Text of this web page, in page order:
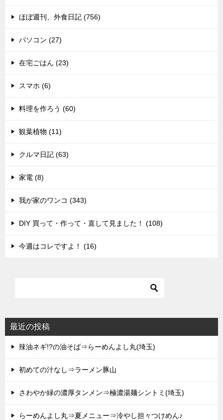
ほぼ週刊、外食日記 (756)
パソコン (27)
在宅ごはん (23)
スマホ (6)
料理を作ろう (60)
観葉植物 (11)
クルマ日記 (63)
家電 (8)
我が家のワンコ (343)
DIY 買って・作って・直して見ました！ (108)
今週はコレですよ！ (16)
最近の投稿
辣油ネギ!?の油そば⇒らーめんよし丸(埼玉)
初めての汁なし⇒ラーメン豚山
さわやか緑の濃厚タンメン⇒極濃湯麺シントミ(埼玉)
らーめんよし丸⇒夏メニュー⇒冷やし担々つけめん♪